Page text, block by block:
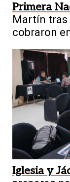
Primera
Martín tras
cobraron
Iglesia y